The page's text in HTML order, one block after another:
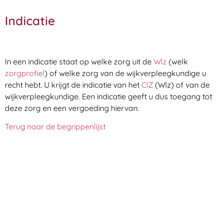
Indicatie
In een indicatie staat op welke zorg uit de Wlz (welk
zorgprofiel) of welke zorg van de wijkverpleegkundige u
recht hebt. U krijgt de indicatie van het CIZ (Wlz) of van de
wijkverpleegkundige. Een indicatie geeft u dus toegang tot
deze zorg en een vergoeding hiervan.
Terug naar de begrippenlijst